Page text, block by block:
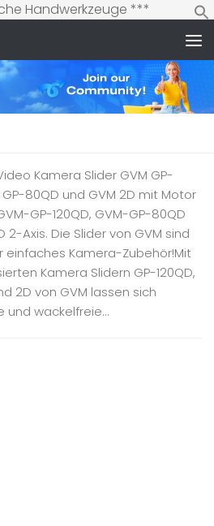
Handwerkzeuge ***
Kamera Slider GVM GP-
GP-80QD und GVM 2D mit Motor
GP-120QD, GVM-GP-80QD
2-Axis. Die Slider von GVM sind
einfaches Kamera-Zubehör!Mit
Kamera Slidern GP-120QD,
2D von GVM lassen sich
und wackelfreie...